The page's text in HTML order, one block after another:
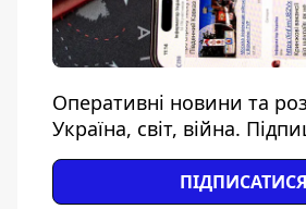
Оперативні новини та
Україна, світ, війна.
ПІДПИСАТИСЯ